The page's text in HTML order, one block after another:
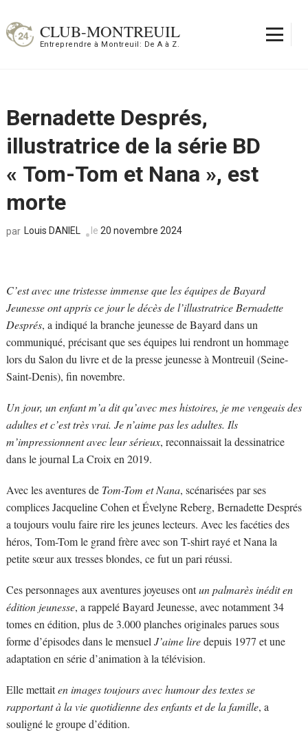
au
contenu
CLUB-MONTREUIL
Entreprendre à Montreuil: De A à Z.
Bernadette Després,
illustratrice de la série BD
« Tom-Tom et Nana », est
morte
par Louis DANIEL le 20 novembre 2024
C’est avec une tristesse immense que les équipes de Bayard
Jeunesse ont appris ce jour le décès de l’illustratrice Bernadette
Després, a indiqué la branche jeunesse de Bayard dans un
communiqué, précisant que ses équipes lui rendront un hommage
lors du Salon du livre et de la presse jeunesse à Montreuil (Seine-
Saint-Denis), fin novembre.
Un jour, un enfant m’a dit qu’avec mes histoires, je me vengeais des
adultes et c’est très vrai. Je n’aime pas les adultes. Ils
m’impressionnent avec leur sérieux, reconnaissait la dessinatrice
dans le journal La Croix en 2019.
Avec les aventures de Tom-Tom et Nana, scénarisées par ses
complices Jacqueline Cohen et Évelyne Reberg, Bernadette Després
a toujours voulu faire rire les jeunes lecteurs. Avec les facéties des
héros, Tom-Tom le grand frère avec son T-shirt rayé et Nana la
petite sœur aux tresses blondes, ce fut un pari réussi.
Ces personnages aux aventures joyeuses ontun palmarès inédit en
édition jeunesse, a rappelé Bayard Jeunesse, avec notamment 34
tomes en édition, plus de 3.000 planches originales parues sous
forme d’épisodes dans le mensuel J’aime liredepuis 1977 et une
adaptation en série d’animation à la télévision.
Elle mettaiten images toujours avec humour des textes se
rapportant à la vie quotidienne des enfants et de la famille, a
souligné le groupe d’édition.